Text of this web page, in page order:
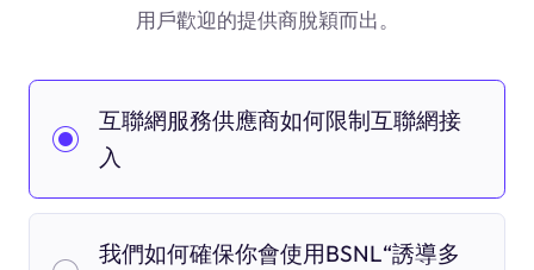
用戶歡迎的提供商脫穎而出。
互聯網服務供應商如何限制互聯網接
入
我們如何確保你會使用BSNL“誘導多